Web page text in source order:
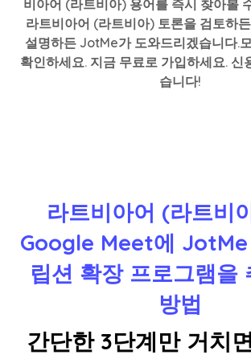
비아어 (라트비아) 용어를 즉시 찾아볼
라트비아어 (라트비아) 토론을 검토하
설명하든 JotMe가 도와드리겠습니다.
확인하세요. 지금 무료로 가입하세요. 신
습니다!
라트비아어 (라트비
Google Meet에 JotMe
립션 확장 프로그램을
방법
간단한 3단계만 거치